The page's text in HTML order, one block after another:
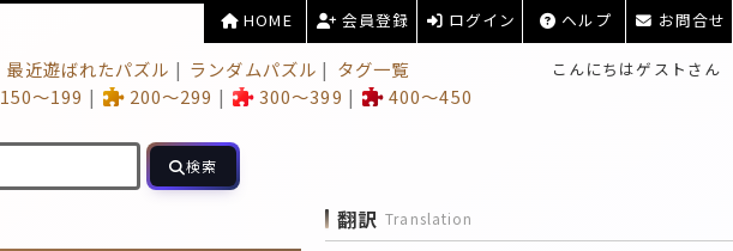
検索
HOME 会員登録 ログイン ヘルプ お問合せ
こんにちはゲストさん
最近遊ばれたパズル ランダムパズル
タグ一覧
150～199 200～299 300～399
400～450
翻訳 Translation